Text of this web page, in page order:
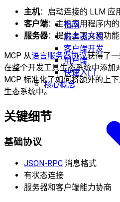
指南
服务器开发
客户端开发
用户端
快速入门
核心概念
主机：启动连接的 LLM 应
客户端：主机应用程序内
服务器：提供上下文和功
MCP 从语言服务器协议获得了
在整个开发工具生态系统中添加
MCP 标准化了如何将额外的上
生态系统中。
关键细节
基础协议
JSON-RPC 消息格式
有状态连接
服务器和客户端能力协商